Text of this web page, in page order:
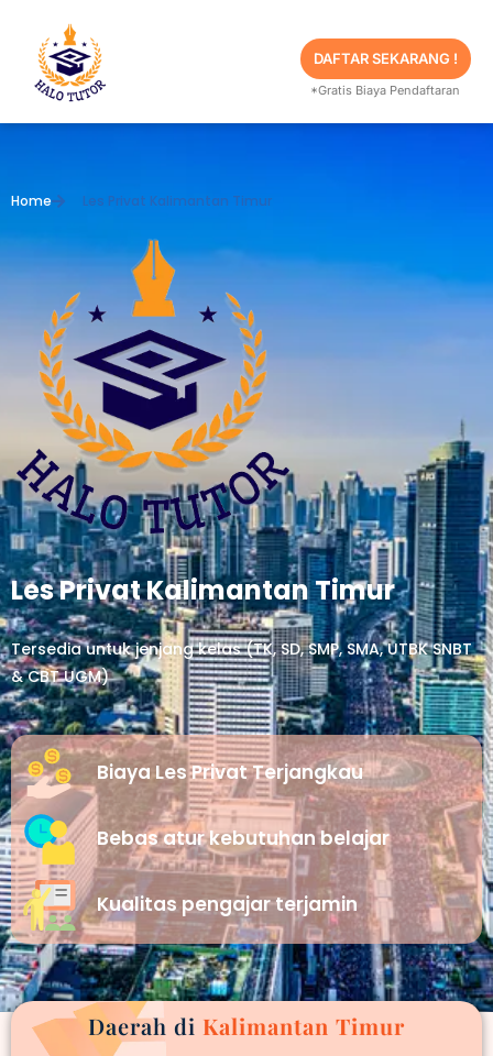
content
DAFTAR SEKARANG !
*Gratis Biaya Pendaftaran
Home Les Privat Kalimantan Timur
Les Privat Kalimantan Timur
Tersedia untuk jenjang kelas (TK, SD, SMP, SMA, UTBK SNBT
& CBT UGM)
Biaya Les Privat Terjangkau
Bebas atur kebutuhan belajar
Kualitas pengajar terjamin
Daerah di Kalimantan Timur